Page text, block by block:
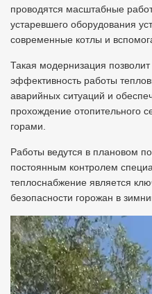
проводятся масштабные
устаревшего оборудования
современные котлы и
Такая модернизация
эффективность работы
аварийных ситуаций и
прохождение отопительного
горами.
Работы ведутся в плановом
постоянным контролем
теплоснабжение является
безопасности горожан в